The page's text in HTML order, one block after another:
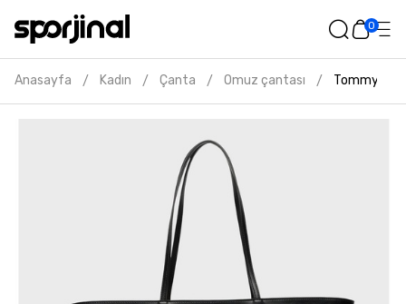
0
Anasayfa / Kadın / Çanta / Omuz çantası / Tommy